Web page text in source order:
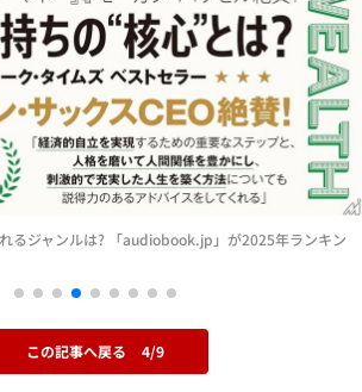
るジャンルは? 「audiobook.jp」が2025年ランキン
この記事へ戻る 4/9